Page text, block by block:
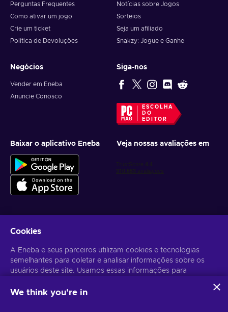
Perguntas Frequentes
Como ativar um jogo
Crie um ticket
Política de Devoluções
Notícias sobre Jogos
Sorteios
Seja um afiliado
Snakzy: Jogue e Ganhe
Negócios
Vender em Eneba
Anuncie Conosco
Siga-nos
ESCOLHA
DO
EDITOR
Baixar o aplicativo Eneba Veja nossas avaliações em
Receba ofertas personalizadas de jogos
Inscrever-se
Você pode cancelar sua inscrição a qualquer momento. Acesse
Cookies
A Eneba e seus parceiros utilizam cookies e tecnologias
semelhantes para coletar e analisar informações sobre os
usuários deste site. Usamos essas informações para
Seus dados pessoais também podem ser usados para a
We think you're in